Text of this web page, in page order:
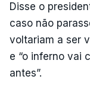
Disse o
caso não
voltariam a ser
e “o inferno vai
antes”.